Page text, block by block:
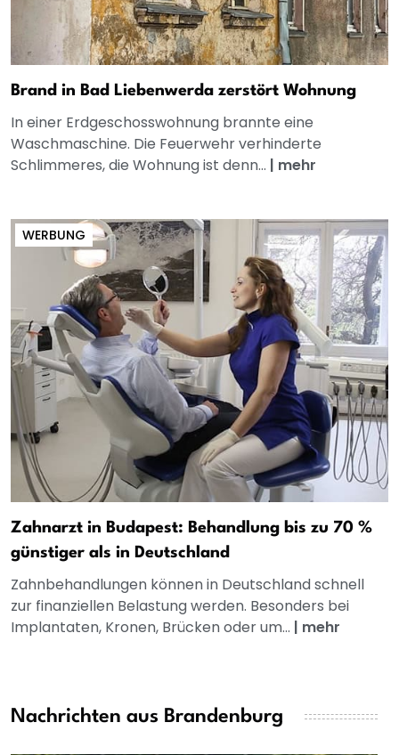
Brand in Bad Liebenwerda zerstört Wohnung
In einer Erdgeschosswohnung brannte eine
Waschmaschine. Die Feuerwehr verhinderte
Schlimmeres, die Wohnung ist denn... | mehr
WERBUNG
Zahnarzt in Budapest: Behandlung bis zu 70 %
günstiger als in Deutschland
Zahnbehandlungen können in Deutschland schnell
zur finanziellen Belastung werden. Besonders bei
Implantaten, Kronen, Brücken oder um... | mehr
Nachrichten aus Brandenburg